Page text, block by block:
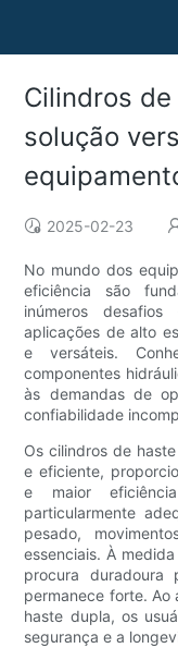
Cilindros
solução
2025-02-23
No mundo dos
eficiência são
inúmeros
aplicações de alto
e versáteis.
componentes
às demandas de
confiabilidade
Os cilindros de
e eficiente,
e maior
particularmente
pesado,
essenciais. À
procura duradoura
permanece forte. Ao
haste dupla, os
segurança e a